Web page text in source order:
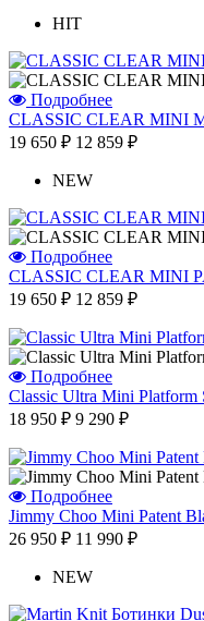
HIT
Подробнее
CLASSIC CLEAR MINI
19 650 ₽ 12 859 ₽
NEW
Подробнее
CLASSIC CLEAR MINI
19 650 ₽ 12 859 ₽
Подробнее
Classic Ultra Mini Platform
18 950 ₽ 9 290 ₽
Подробнее
Jimmy Choo Mini Patent
26 950 ₽ 11 990 ₽
NEW